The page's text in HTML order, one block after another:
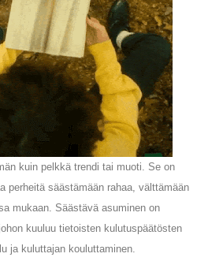
kuin pelkkä trendi tai muoti. Se on
perheitä säästämään rahaa, välttämään
mukaan. Säästävä asuminen on
kuuluu tietoisten kulutuspäätösten
ja kuluttajan kouluttaminen.